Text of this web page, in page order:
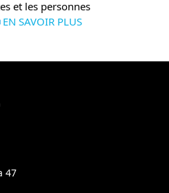
et les personnes
EN SAVOIR PLUS
47